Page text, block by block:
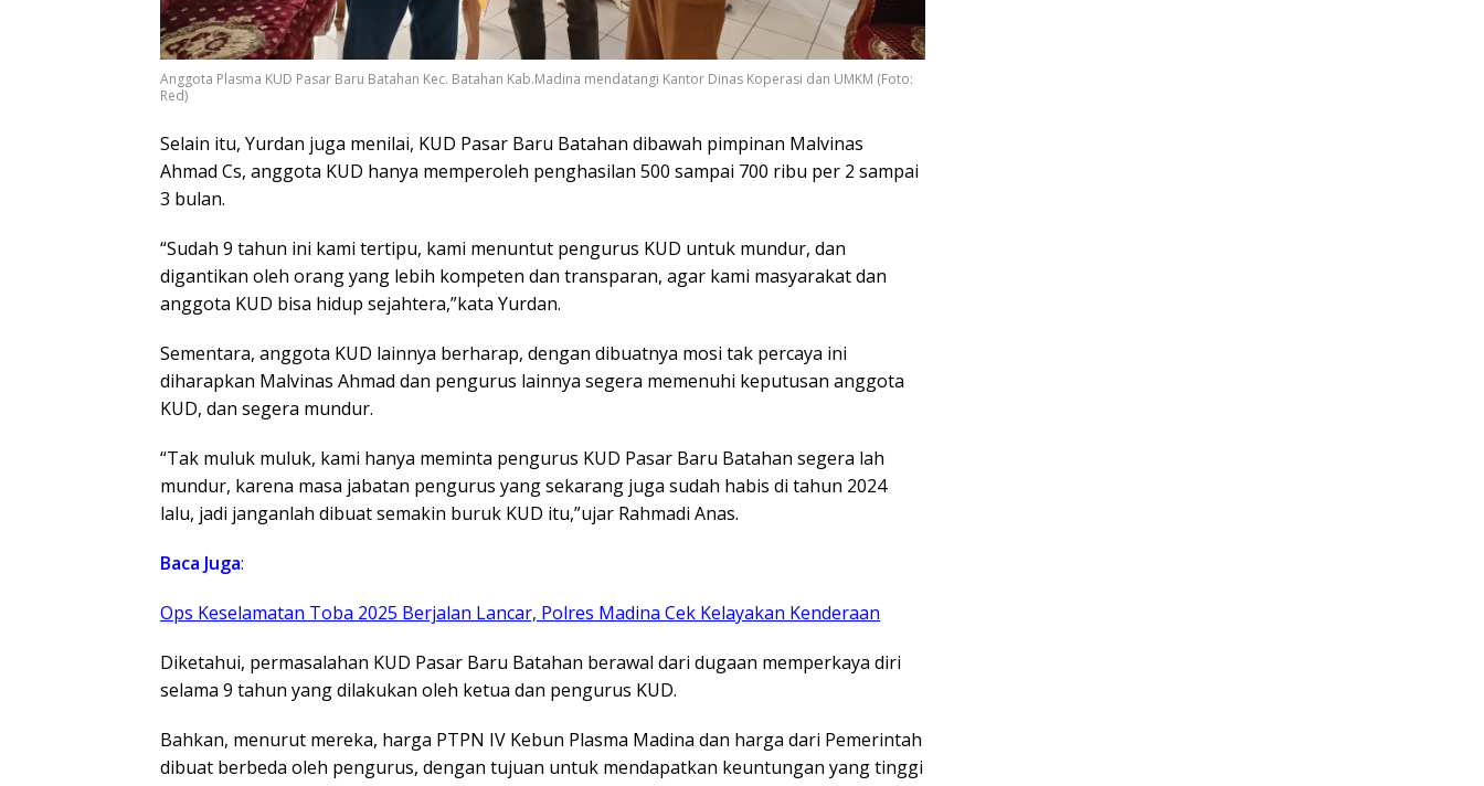
Anggota Plasma KUD Pasar Baru Batahan Kec. Batahan Kab.Madina mendatangi Kantor Dinas Koperasi dan UMKM (Foto:
Red)
Selain itu, Yurdan juga menilai, KUD Pasar Baru Batahan dibawah pimpinan Malvinas
Ahmad Cs, anggota KUD hanya memperoleh penghasilan 500 sampai 700 ribu per 2 sampai
3 bulan.
“Sudah 9 tahun ini kami tertipu, kami menuntut pengurus KUD untuk mundur, dan
digantikan oleh orang yang lebih kompeten dan transparan, agar kami masyarakat dan
anggota KUD bisa hidup sejahtera,”kata Yurdan.
Sementara, anggota KUD lainnya berharap, dengan dibuatnya mosi tak percaya ini
diharapkan Malvinas Ahmad dan pengurus lainnya segera memenuhi keputusan anggota
KUD, dan segera mundur.
“Tak muluk muluk, kami hanya meminta pengurus KUD Pasar Baru Batahan segera lah
mundur, karena masa jabatan pengurus yang sekarang juga sudah habis di tahun 2024
lalu, jadi janganlah dibuat semakin buruk KUD itu,”ujar Rahmadi Anas.
Baca Juga:
Ops Keselamatan Toba 2025 Berjalan Lancar, Polres Madina Cek Kelayakan Kenderaan
Diketahui, permasalahan KUD Pasar Baru Batahan berawal dari dugaan memperkaya diri
selama 9 tahun yang dilakukan oleh ketua dan pengurus KUD.
Bahkan, menurut mereka, harga PTPN IV Kebun Plasma Madina dan harga dari Pemerintah
dibuat berbeda oleh pengurus, dengan tujuan untuk mendapatkan keuntungan yang tinggi